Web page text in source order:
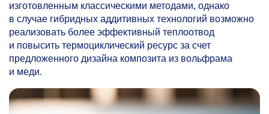
изготовленным классическими методами, однако
в случае гибридных аддитивных технологий возможно
реализовать более эффективный теплоотвод
и повысить термоциклический ресурс за счет
предложенного дизайна композита из вольфрама
и меди.